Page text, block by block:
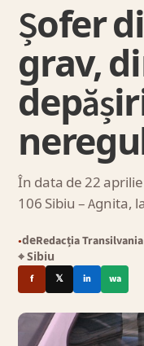
Șofer
grav,
În data de 22
106 Sibiu – Agnita,
●deRedacția
⌖ Sibiu
f 𝕏 in wa